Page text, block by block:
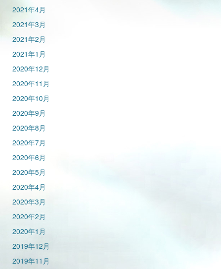
2021年4月
2021年3月
2021年2月
2021年1月
2020年12月
2020年11月
2020年10月
2020年9月
2020年8月
2020年7月
2020年6月
2020年5月
2020年4月
2020年3月
2020年2月
2020年1月
2019年12月
2019年11月